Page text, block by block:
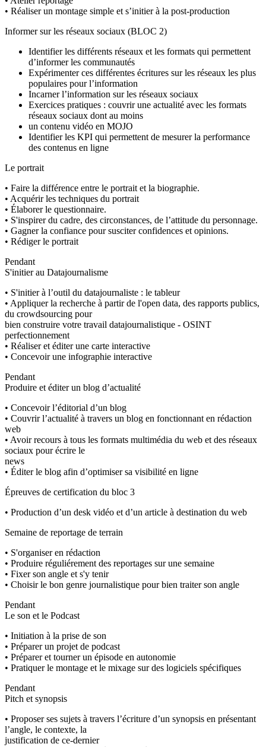
• Réaliser un montage simple et s’initier à la post-production
Informer sur les réseaux sociaux (BLOC 2)
Identifier les différents réseaux et les formats qui permettent
d’informer les communautés
Expérimenter ces différentes écritures sur les réseaux les plus
populaires pour l’information
Incarner l’information sur les réseaux sociaux
Exercices pratiques : couvrir une actualité avec les formats
réseaux sociaux dont au moins
un contenu vidéo en MOJO
Identifier les KPI qui permettent de mesurer la performance
des contenus en ligne
Le portrait
• Faire la différence entre le portrait et la biographie.
• Acquérir les techniques du portrait
• Élaborer le questionnaire.
• S'inspirer du cadre, des circonstances, de l’attitude du personnage.
• Gagner la confiance pour susciter confidences et opinions.
• Rédiger le portrait
Pendant
S'initier au Datajournalisme
• S'initier à l’outil du datajournaliste : le tableur
• Appliquer la recherche à partir de l'open data, des rapports publics,
du crowdsourcing pour
bien construire votre travail datajournalistique - OSINT
perfectionnement
• Réaliser et éditer une carte interactive
• Concevoir une infographie interactive
Pendant
Produire et éditer un blog d’actualité
• Concevoir l’éditorial d’un blog
• Couvrir l’actualité à travers un blog en fonctionnant en rédaction
web
• Avoir recours à tous les formats multimédia du web et des réseaux
sociaux pour écrire le
news
• Éditer le blog afin d’optimiser sa visibilité en ligne
Épreuves de certification du bloc 3
• Production d’un desk vidéo et d’un article à destination du web
Semaine de reportage de terrain
• S'organiser en rédaction
• Produire réguliérement des reportages sur une semaine
• Fixer son angle et s'y tenir
• Choisir le bon genre journalistique pour bien traiter son angle
Pendant
Le son et le Podcast
• Initiation à la prise de son
• Préparer un projet de podcast
• Préparer et tourner un épisode en autonomie
• Pratiquer le montage et le mixage sur des logiciels spécifiques
Pendant
Pitch et synopsis
• Proposer ses sujets à travers l’écriture d’un synopsis en présentant
l’angle, le contexte, la
justification de ce-dernier